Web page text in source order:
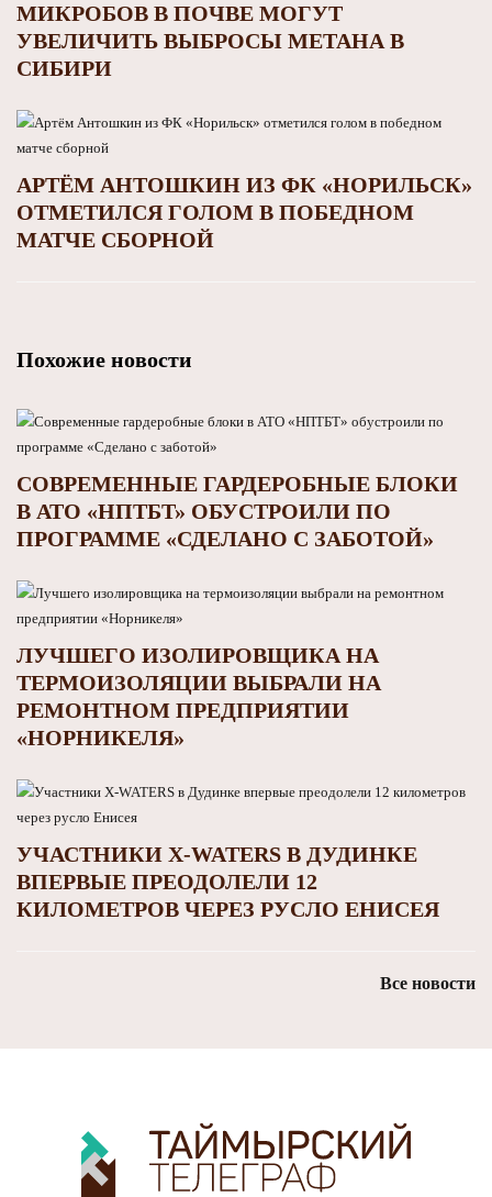
МИКРОБОВ В ПОЧВЕ МОГУТ
УВЕЛИЧИТЬ ВЫБРОСЫ МЕТАНА В
СИБИРИ
АРТЁМ АНТОШКИН ИЗ ФК «НОРИЛЬСК»
ОТМЕТИЛСЯ ГОЛОМ В ПОБЕДНОМ
МАТЧЕ СБОРНОЙ
Похожие новости
СОВРЕМЕННЫЕ ГАРДЕРОБНЫЕ БЛОКИ
В АТО «НПТБТ» ОБУСТРОИЛИ ПО
ПРОГРАММЕ «СДЕЛАНО С ЗАБОТОЙ»
ЛУЧШЕГО ИЗОЛИРОВЩИКА НА
ТЕРМОИЗОЛЯЦИИ ВЫБРАЛИ НА
РЕМОНТНОМ ПРЕДПРИЯТИИ
«НОРНИКЕЛЯ»
УЧАСТНИКИ X-WATERS В ДУДИНКЕ
ВПЕРВЫЕ ПРЕОДОЛЕЛИ 12
КИЛОМЕТРОВ ЧЕРЕЗ РУСЛО ЕНИСЕЯ
Все новости